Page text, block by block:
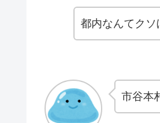
都内なんてク
市谷本